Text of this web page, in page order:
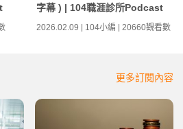
字幕 ) | 104職涯診所Podcast
2026.02.09 | 104小編 | 20660觀看數
更多訂閱內容